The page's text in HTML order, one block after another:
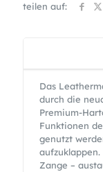
teilen auf:
Das
durch die
Premium-
Funktionen
genutzt
aufzuklappen.
Zange –